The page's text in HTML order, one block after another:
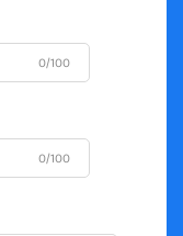
0/100
0/100